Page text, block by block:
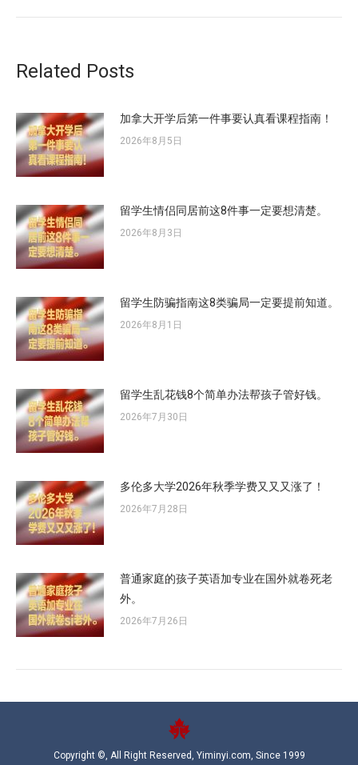
Related Posts
加拿大开学后第一件事要认真看课程指南！
2026年8月5日
留学生情侣同居前这8件事一定要想清楚。
2026年8月3日
留学生防骗指南这8类骗局一定要提前知道。
2026年8月1日
留学生乱花钱8个简单办法帮孩子管好钱。
2026年7月30日
多伦多大学2026年秋季学费又又又涨了！
2026年7月28日
普通家庭的孩子英语加专业在国外就卷死老
外。
2026年7月26日
Copyright ©, All Right Reserved, Yiminyi.com, Since 1999